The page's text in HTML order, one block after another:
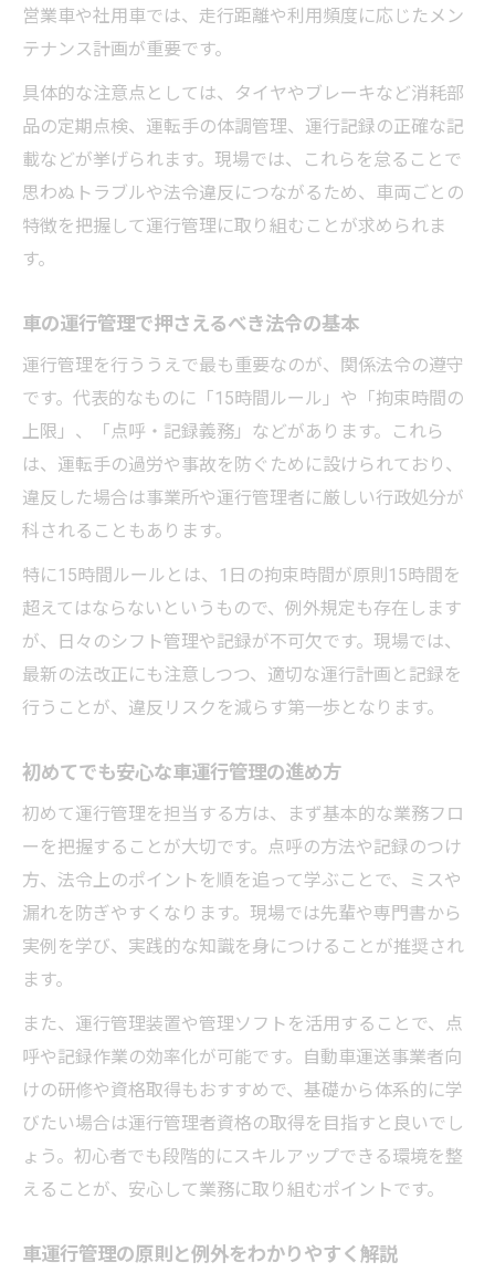
車運行管理を深める現場経験の積み方
管理者になるための車運行管理経験の重要
性
車の運行管理実務で評価されるポイント
運行管理者資格取得の最適ルート解説
車運行管理者資格取得の流れと注意点
車運行管理者の基礎講習は必要か徹底解説
車の運行管理資格取得で見落としがちな要
素
車の安全運行を支える実践テクニック
車の安全運行管理で必須のチェック項目
車両管理と現場連携で事故リスクを減らす
方法
車の運行管理でトラブルを未然に防ぐ工夫
車の点呼や配車で気をつけたい運行管理術
車の安全管理を実践するための具体例紹介
営業車や社用車では、走行距離や利用頻度に応じたメン
テナンス計画が重要です。
具体的な注意点としては、タイヤやブレーキなど消耗部
品の定期点検、運転手の体調管理、運行記録の正確な記
載などが挙げられます。現場では、これらを怠ることで
思わぬトラブルや法令違反につながるため、車両ごとの
特徴を把握して運行管理に取り組むことが求められま
す。
車の運行管理で押さえるべき法令の基本
運行管理を行ううえで最も重要なのが、関係法令の遵守
です。代表的なものに「15時間ルール」や「拘束時間の
上限」、「点呼・記録義務」などがあります。これら
は、運転手の過労や事故を防ぐために設けられており、
違反した場合は事業所や運行管理者に厳しい行政処分が
科されることもあります。
特に15時間ルールとは、1日の拘束時間が原則15時間を
超えてはならないというもので、例外規定も存在します
が、日々のシフト管理や記録が不可欠です。現場では、
最新の法改正にも注意しつつ、適切な運行計画と記録を
行うことが、違反リスクを減らす第一歩となります。
初めてでも安心な車運行管理の進め方
初めて運行管理を担当する方は、まず基本的な業務フロ
ーを把握することが大切です。点呼の方法や記録のつけ
方、法令上のポイントを順を追って学ぶことで、ミスや
漏れを防ぎやすくなります。現場では先輩や専門書から
実例を学び、実践的な知識を身につけることが推奨され
ます。
また、運行管理装置や管理ソフトを活用することで、点
呼や記録作業の効率化が可能です。自動車運送事業者向
けの研修や資格取得もおすすめで、基礎から体系的に学
びたい場合は運行管理者資格の取得を目指すと良いでし
ょう。初心者でも段階的にスキルアップできる環境を整
えることが、安心して業務に取り組むポイントです。
車運行管理の原則と例外をわかりやすく解説